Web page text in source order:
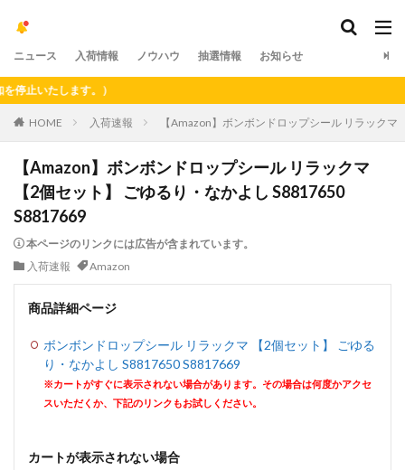
ニュース 入荷情報 ノウハウ 抽選情報 お知らせ
たします。）
HOME 入荷速報 【Amazon】ボンボンドロップシール リラック
【Amazon】ボンボンドロップシール リラックマ
【2個セット】 ごゆるり・なかよし S8817650
S8817669
本ページのリンクには広告が含まれています。
入荷速報
Amazon
商品詳細ページ
ボンボンドロップシール リラックマ 【2個セット】 ごゆる
り・なかよし S8817650 S8817669
※カートがすぐに表示されない場合があります。その場合は何度かアクセ
スいただくか、下記のリンクもお試しください。
カートが表示されない場合